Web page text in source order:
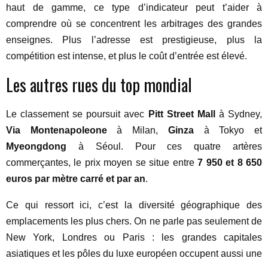
haut de gamme, ce type d’indicateur peut t’aider à
comprendre où se concentrent les arbitrages des grandes
enseignes. Plus l’adresse est prestigieuse, plus la
compétition est intense, et plus le coût d’entrée est élevé.
Les autres rues du top mondial
Le classement se poursuit avec Pitt Street Mall
à Sydney,
Via Montenapoleoneà Milan, Ginzaà Tokyo et
Myeongdong à Séoul. Pour ces quatre artères
commerçantes, le prix moyen se situe entre7 950 et 8 650
euros par mètre carré et par an.
Ce qui ressort ici, c’est la diversité géographique des
emplacements les plus chers. On ne parle pas seulement de
New York, Londres ou Paris : les grandes capitales
asiatiques et les pôles du luxe européen occupent aussi une